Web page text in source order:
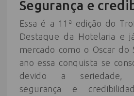
Segurança e
Essa é a 11ª edição do
Destaque da Hotelaria e
mercado como o Oscar do
ano essa conquista se
devido a seriedade,
segurança e